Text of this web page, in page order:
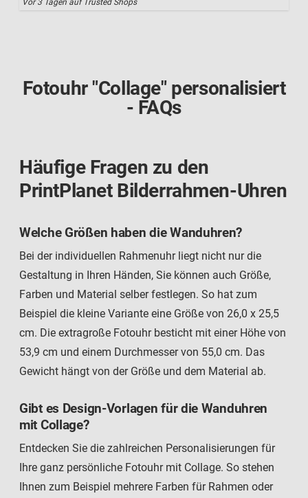
Fotouhr "Collage" personalisiert
- FAQs
Häufige Fragen zu den
PrintPlanet Bilderrahmen-Uhren
Welche Größen haben die Wanduhren?
Bei der individuellen Rahmenuhr liegt nicht nur die
Gestaltung in Ihren Händen, Sie können auch Größe,
Farben und Material selber festlegen. So hat zum
Beispiel die kleine Variante eine Größe von 26,0 x 25,5
cm. Die extragroße Fotouhr besticht mit einer Höhe von
53,9 cm und einem Durchmesser von 55,0 cm. Das
Gewicht hängt von der Größe und dem Material ab.
Gibt es Design-Vorlagen für die Wanduhren
mit Collage?
Entdecken Sie die zahlreichen Personalisierungen für
Ihre ganz persönliche Fotouhr mit Collage. So stehen
Ihnen zum Beispiel mehrere Farben für Rahmen oder